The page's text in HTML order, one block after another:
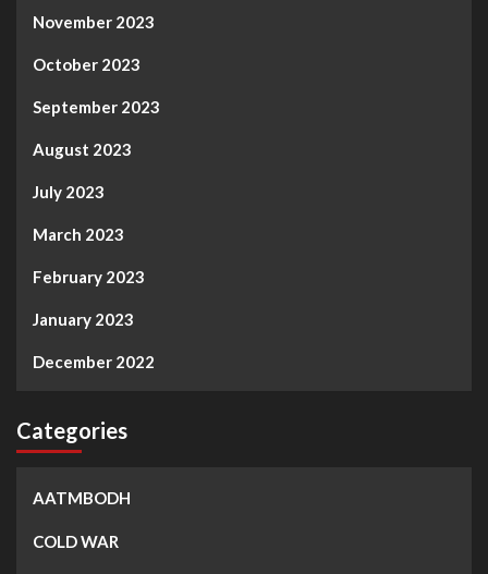
November 2023
October 2023
September 2023
August 2023
July 2023
March 2023
February 2023
January 2023
December 2022
Categories
AATMBODH
COLD WAR